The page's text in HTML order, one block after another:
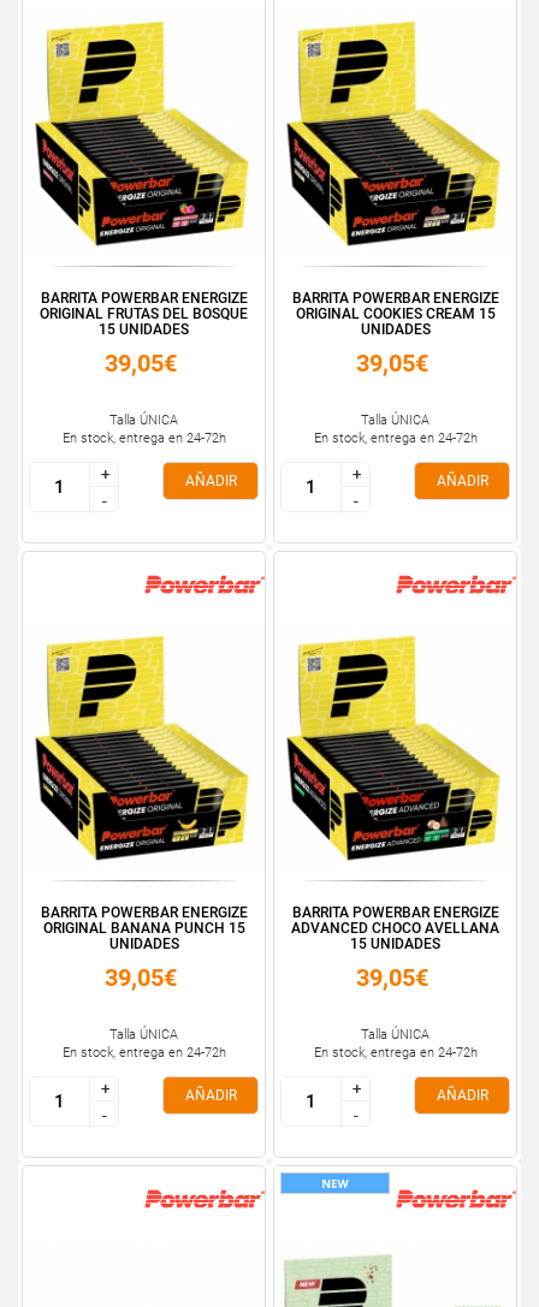
BARRITA POWERBAR ENERGIZE
ORIGINAL FRUTAS DEL BOSQUE
15 UNIDADES
39,05€
Talla ÚNICA
En stock, entrega en 24-72h
+
-
+
-
AÑADIR
BARRITA POWERBAR ENERGIZE
ORIGINAL COOKIES CREAM 15
UNIDADES
39,05€
Talla ÚNICA
En stock, entrega en 24-72h
+
-
+
-
AÑADIR
BARRITA POWERBAR ENERGIZE
ORIGINAL BANANA PUNCH 15
UNIDADES
39,05€
Talla ÚNICA
En stock, entrega en 24-72h
+
-
+
-
AÑADIR
BARRITA POWERBAR ENERGIZE
ADVANCED CHOCO AVELLANA
15 UNIDADES
39,05€
Talla ÚNICA
En stock, entrega en 24-72h
+
-
+
-
AÑADIR